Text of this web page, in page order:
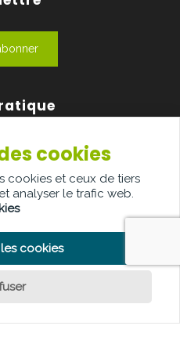
nous?
cookies
cookies et ceux de tiers
analyser le trafic web.
cookies